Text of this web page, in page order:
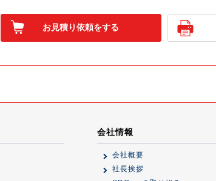
お見積り依頼をする
会社情報
会社概要
社長挨拶